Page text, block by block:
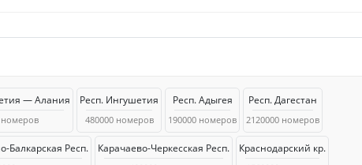
— Алания
номеров
Респ. Ингушетия
480000 номеров
Респ. Адыгея
190000 номеров
Респ. Дагестан
2120000 номеров
Балкарская Респ. Карачаево-Черкесская Респ. Краснодарский кр.